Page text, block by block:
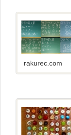
rakurec.com